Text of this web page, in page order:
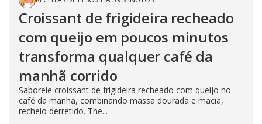
Croissant de frigideira recheado
com queijo em poucos minutos
transforma qualquer café da
manhã corrido
Saboreie croissant de frigideira recheado com queijo no
café da manhã, combinando massa dourada e macia,
recheio derretido. The...